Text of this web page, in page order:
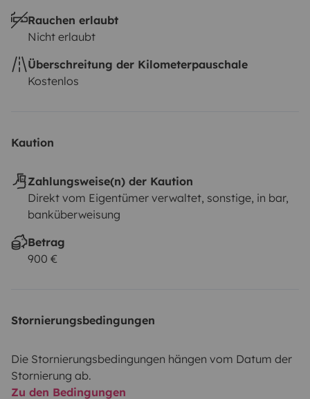
Rauchen erlaubt
Nicht erlaubt
Überschreitung der Kilometerpauschale
Kostenlos
Kaution
Zahlungsweise(n) der Kaution
Direkt vom Eigentümer verwaltet, sonstige, in bar,
banküberweisung
Betrag
900 €
Stornierungsbedingungen
Die Stornierungsbedingungen hängen vom Datum der
Stornierung ab.
Zu den Bedingungen